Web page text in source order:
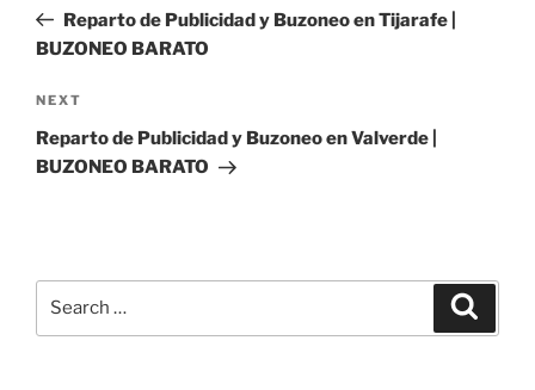
PostReparto de Publicidad y Buzoneo en Tijarafe |
BUZONEO BARATO
Next
Post
NEXT
Reparto de Publicidad y Buzoneo en Valverde |
BUZONEO BARATO